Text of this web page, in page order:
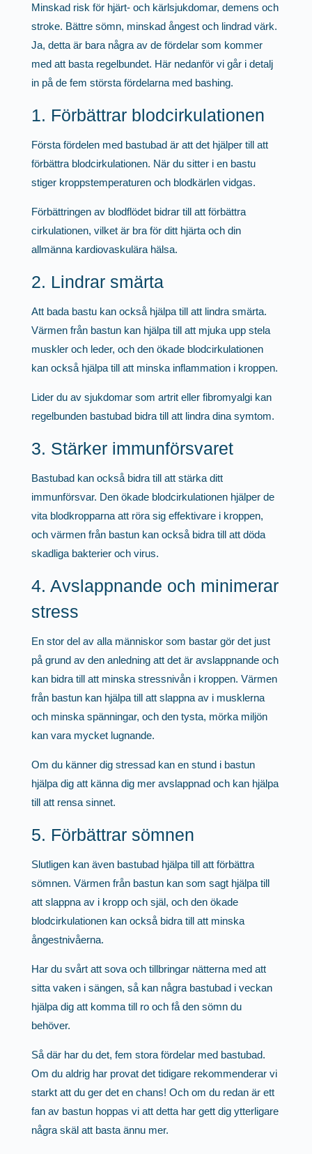
Minskad risk för hjärt- och kärlsjukdomar, demens och
stroke. Bättre sömn, minskad ångest och lindrad värk.
Ja, detta är bara några av de fördelar som kommer
med att basta regelbundet. Här nedanför vi går i detalj
in på de fem största fördelarna med bashing.
1. Förbättrar blodcirkulationen
Första fördelen med bastubad är att det hjälper till att
förbättra blodcirkulationen. När du sitter i en bastu
stiger kroppstemperaturen och blodkärlen vidgas.
Förbättringen av blodflödet bidrar till att förbättra
cirkulationen, vilket är bra för ditt hjärta och din
allmänna kardiovaskulära hälsa.
2. Lindrar smärta
Att bada bastu kan också hjälpa till att lindra smärta.
Värmen från bastun kan hjälpa till att mjuka upp stela
muskler och leder, och den ökade blodcirkulationen
kan också hjälpa till att minska inflammation i kroppen.
Lider du av sjukdomar som artrit eller fibromyalgi kan
regelbunden bastubad bidra till att lindra dina symtom.
3. Stärker immunförsvaret
Bastubad kan också bidra till att stärka ditt
immunförsvar. Den ökade blodcirkulationen hjälper de
vita blodkropparna att röra sig effektivare i kroppen,
och värmen från bastun kan också bidra till att döda
skadliga bakterier och virus.
4. Avslappnande och minimerar
stress
En stor del av alla människor som bastar gör det just
på grund av den anledning att det är avslappnande och
kan bidra till att minska stressnivån i kroppen. Värmen
från bastun kan hjälpa till att slappna av i musklerna
och minska spänningar, och den tysta, mörka miljön
kan vara mycket lugnande.
Om du känner dig stressad kan en stund i bastun
hjälpa dig att känna dig mer avslappnad och kan hjälpa
till att rensa sinnet.
5. Förbättrar sömnen
Slutligen kan även bastubad hjälpa till att förbättra
sömnen. Värmen från bastun kan som sagt hjälpa till
att slappna av i kropp och själ, och den ökade
blodcirkulationen kan också bidra till att minska
ångestnivåerna.
Har du svårt att sova och tillbringar nätterna med att
sitta vaken i sängen, så kan några bastubad i veckan
hjälpa dig att komma till ro och få den sömn du
behöver.
Så där har du det, fem stora fördelar med bastubad.
Om du aldrig har provat det tidigare rekommenderar vi
starkt att du ger det en chans! Och om du redan är ett
fan av bastun hoppas vi att detta har gett dig ytterligare
några skäl att basta ännu mer.